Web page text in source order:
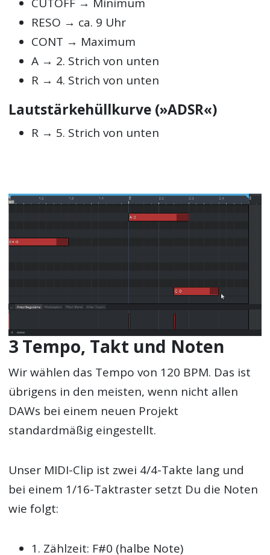
RESO → ca. 9 Uhr
CONT → Maximum
A → 2. Strich von unten
R → 4. Strich von unten
Lautstärkehüllkurve (»ADSR«)
R → 5. Strich von unten
3 Tempo, Takt und Noten
Wir wählen das Tempo von 120 BPM. Das ist
übrigens in den meisten, wenn nicht allen
DAWs bei einem neuen Projekt
standardmäßig eingestellt.
Unser MIDI-Clip ist zwei 4/4-Takte lang und
bei einem 1/16-Taktraster setzt Du die Noten
wie folgt:
1. Zählzeit: F#0 (halbe Note)